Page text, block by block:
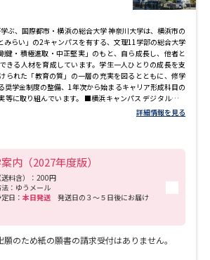
ぶ、国際都市・横浜の総合大学 神奈川大学は、横浜市の
みらい」の2キャンパスを有する、文理11学部の総合大学
健・積極進取・中正堅実」のもと、自ら成長し、他者と
きる人材を育成しています。学生一人ひとりの成長を支
られた「教育の質」の一層の充実を図るとともに、修学
奨学金制度の整備、1年次から始まるキャリア形成科目の
等に取り組んでいます。 ■横浜キャンパス デジタル加工
制作ができる「建築ものづくり工房」や、本格的な 加工
どこまでも高められる刺激的な設備が学生を迎えてくれ
ンパス グローバル教育に重点を置く経営学部、外国語学
が集結し、約5,000人の学生が学んでいます。みなとみら
業が集積する先進的なエリアであると同時に、官公庁や
設も数多く立地し、横浜開港から連なる近代化の歴史を
れた環境をいかし、周辺企業や各種施設と連携した研究
的に展開しています。さらに、ネイティブスピーカーの
学べる「English Lounge」もあり、世界とつながる「生き
会場で実施！ 1933年からの伝統を誇る本学独自の奨学
詳細情報を見る
内（2027年度版）
料含）：200円
：ゆうメール
日： 本日発送 発送日の３～５日後にお届け
のため紙の願書の請求受付はありません。